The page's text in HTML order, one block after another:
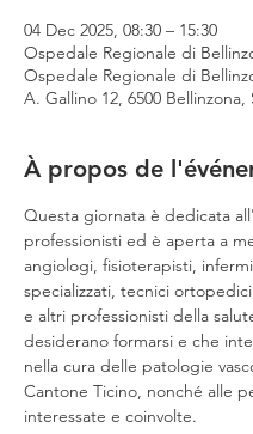
04 Dec 2025, 08:30 – 15:30
Ospedale Regionale di
Ospedale Regionale di
A. Gallino 12, 6500 Bellinzona,
À propos de
Questa giornata è dedicata
professionisti ed è aperta a
angiologi, fisioterapisti,
specializzati, tecnici
e altri professionisti della
desiderano formarsi e che
nella cura delle patologie
Cantone Ticino, nonché alle
interessate e coinvolte.